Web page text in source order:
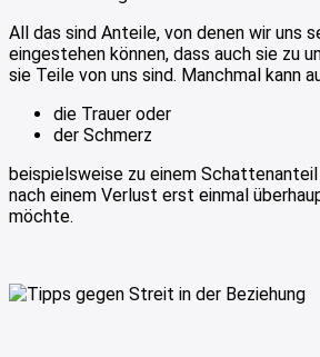
All das sind Anteile, von denen wir uns
eingestehen können, dass auch sie zu
sie Teile von uns sind. Manchmal kann
die Trauer oder
der Schmerz
beispielsweise zu einem Schattenanteil
nach einem Verlust erst einmal
möchte.